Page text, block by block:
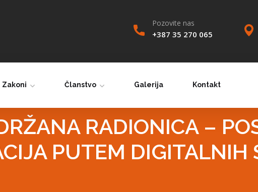
Pozovite nas
+387 35 270 065
Zakoni Članstvo Galerija Kontakt
RADIONICA –
PUTEM DIGITALNIH